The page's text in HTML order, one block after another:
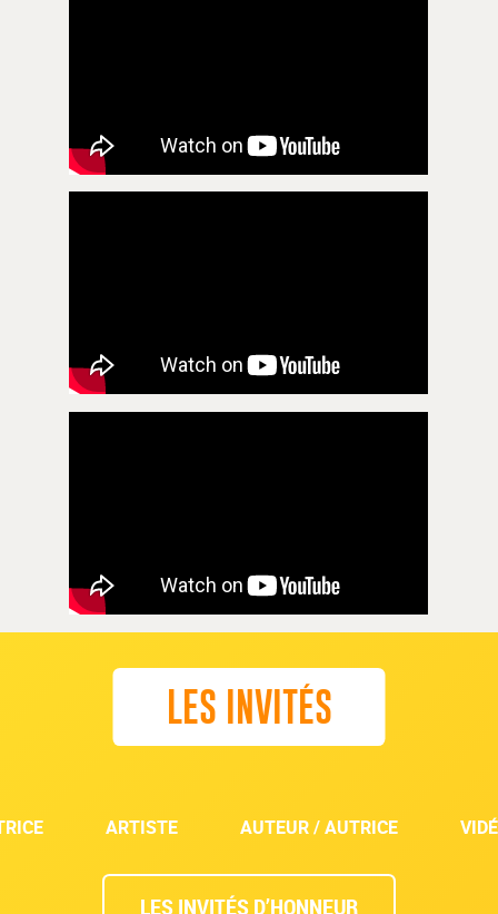
LES INVITÉS
ARTISTE AUTEUR / AUTRICE
LES INVITÉS D’HONNEUR
Découvrir